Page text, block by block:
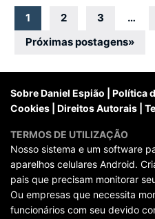
Navegação
por
posts
1 2 3 …
Próximas postagens»
Sobre Daniel Espião Política
Cookies
Direitos Autorais
TERMOS DE UTILIZAÇÃO
Nosso sistema e um software
aparelhos celulares Android.
pais que precisam monitorar
Ou empresas que necessita
funcionários com seu devido